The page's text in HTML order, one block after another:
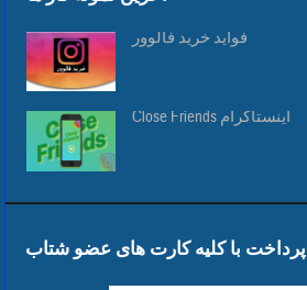
فواید خرید فالوور
Close Friends اینستاگرام
پرداخت با کلیه کارت های عضو شتاب